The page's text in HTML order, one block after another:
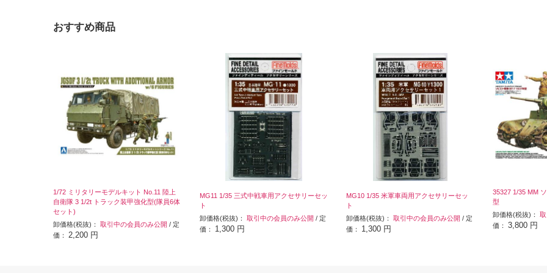
おすすめ商品
1/72 ミリタリーモデルキット No.11 陸上
自衛隊 3 1/2t トラック装甲強化型(隊員6体
セット)
卸価格(税抜)： 取引中の会員のみ公開 / 定
価： 2,200 円
MG11 1/35 三式中戦車用アクセサリーセッ
ト
卸価格(税抜)： 取引中の会員のみ公開 / 定
価： 1,300 円
MG10 1/35 米軍車両用アクセサリーセッ
ト
卸価格(税抜)： 取引中の会員のみ公開 / 定
価： 1,300 円
35327 1/35 MM
型
卸価格(税抜)：
価： 3,800 円